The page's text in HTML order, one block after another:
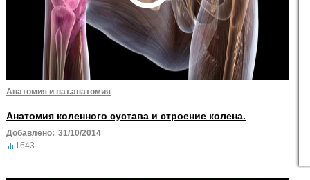
Анатомия и пат.анатомия
Анатомия коленного сустава и строение колена.
Добавлено: 31/10/2014
1643